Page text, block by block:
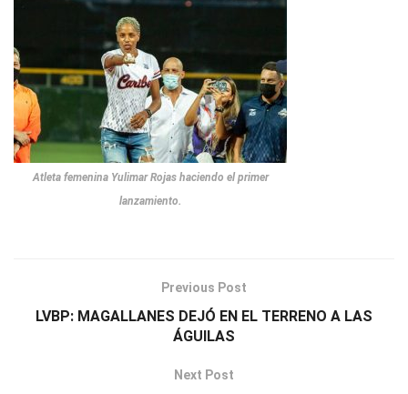
Atleta femenina Yulimar Rojas haciendo el primer
lanzamiento.
Previous Post
LVBP: MAGALLANES DEJÓ EN EL TERRENO A LAS
ÁGUILAS
Next Post